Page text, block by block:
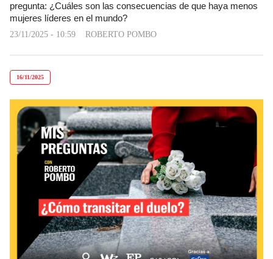
pregunta: ¿Cuáles son las consecuencias de que haya menos
mujeres líderes en el mundo?
23/11/2025 - 10:59 ROBERTO POMBO
16/11/2025